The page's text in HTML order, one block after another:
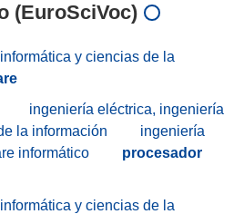
(EuroSciVoc)
informática y ciencias de la
ingeniería eléctrica, ingeniería
la información
ingeniería
informático
procesador
informática y ciencias de la